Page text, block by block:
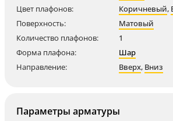
Цвет плафонов:
Коричневый,
Поверхность:
Матовый
Количество плафонов:
1
Форма плафона:
Шар
Направление:
Вверх, Вниз
Параметры арматуры